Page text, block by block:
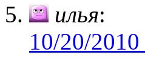
илья:
10/20/